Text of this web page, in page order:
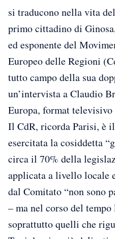
si traducono nella vita
primo cittadino di
ed esponente del
Europeo delle Regioni
tutto campo della sua
un’intervista a Claudio
Europa, format
Il CdR, ricorda Parisi, è
esercitata la cosiddetta
circa il 70% della
applicata a livello locale
dal Comitato “non sono
– ma nel corso del
soprattutto quelli che